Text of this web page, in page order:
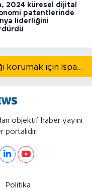
2024 küresel dijital
patentlerinde
liderliğini
İtalya Başbakanı: Ulusal güvenliği korumak için İspanya ile Schengen kapsamındaki serbest dolaşımı askıya alıyoruz
objektif haber yayını
Politika